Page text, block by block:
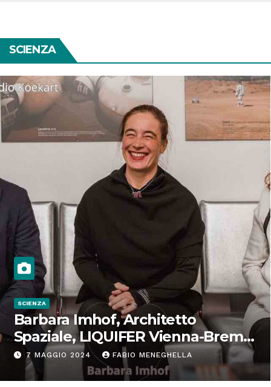
SCIENZA
SCIENZA
Barbara Imhof, Architetto
Spaziale, LIQUIFER Vienna-Brema:
“Progettiamo habitat per lo
Spazio”
7 MAGGIO 2024 FABIO MENEGHELLA